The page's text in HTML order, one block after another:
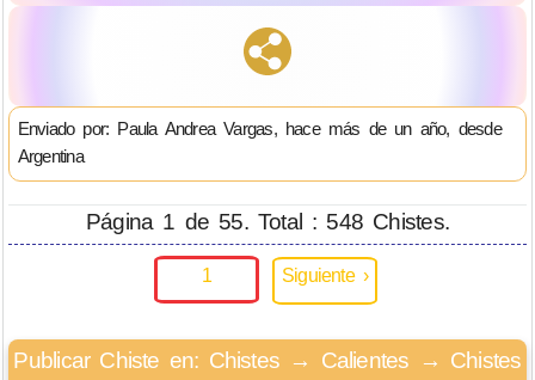
Enviado por: Paula Andrea Vargas, hace más de un año, desde
Argentina
Página 1 de 55. Total : 548 Chistes.
1 Siguiente ›
Publicar Chiste en: Chistes → Calientes → Chistes